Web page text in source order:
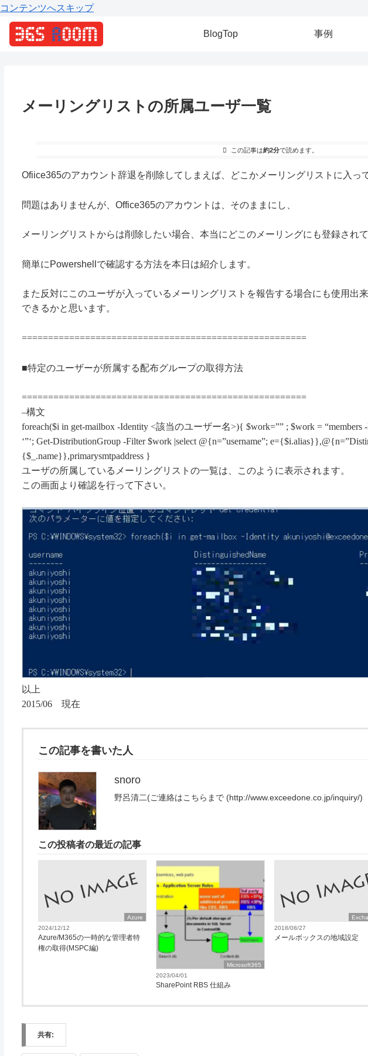
コンテンツへスキップ
BlogTop 事例
メーリングリストの所属ユーザ一覧
この記事は約2分で読めます。
Ofiice365のアカウント辞退を削除してしまえば、どこかメーリングリストに入っ
問題はありませんが、 Office365のアカウントは、そのままにし、
メーリングリストからは削除したい場合、本当にどこのメーリングにも登録されて
簡単にPowershell で確認する方法を本日は紹介します。
また反対にこのユーザが入っているメーリングリストを報告する場合にも使用出
できるかと思います。
======================================================
■特定のユーザーが所属する配布グループの取得方法
======================================================
–構文
foreach($i in get-mailbox -Identity <該当のユーザー名>){ $work=”” ; $work = “members
‘”‘; Get-DistributionGroup -Filter $work |select @{n=”username”;
{$_.name}},primarysmtpaddress }
ユーザの所属しているメーリングリストの一覧は、このように表示されます。
この画面より確認を行って下さい。
以上
2015/06現在
この記事を書いた人
snoro
野呂清二(ご連絡はこちらまで (http://www.exceedone.co.jp/inquiry/)
この投稿者の最近の記事
Azure
2024/12/12
Azure/M365の一時的な管理者特
権の取得(MSPC編)
Microsoft365
2023/04/01
SharePoint RBS 仕組み
2018/08/27
メールボックスの地域設定
共有: